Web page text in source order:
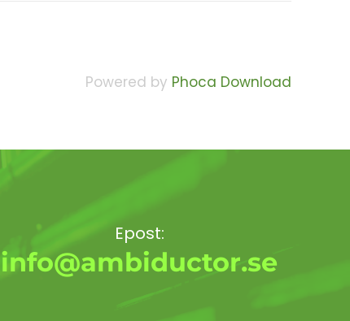
Powered by Phoca Download
Epost:
info@ambiductor.se